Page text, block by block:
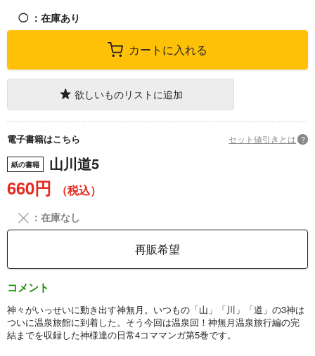
◯ ：在庫あり
カートに入れる
欲しいものリストに追加
電子書籍はこちら セット値引きとは ?
紙の書籍 山川道5
660円 （税込）
╳ ：在庫なし
再販希望
コメント
神々がいっせいに動き出す神無月。いつもの「山」「川」「道」の3神は
ついに温泉旅館に到着した。そう今回は温泉回！神無月温泉旅行編の完
結までを収録した神様達の日常4コママンガ第5巻です。